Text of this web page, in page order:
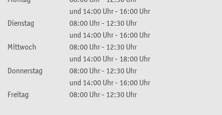
und 14:00 Uhr- 16:00 Uhr
Dienstag
08:00 Uhr- 12:30 Uhr
und 14:00 Uhr- 16:00 Uhr
Mittwoch
08:00 Uhr- 12:30 Uhr
und 14:00 Uhr- 18:00 Uhr
Donnerstag
08:00 Uhr- 12:30 Uhr
und 14:00 Uhr- 16:00 Uhr
Freitag
08:00 Uhr- 12:30 Uhr